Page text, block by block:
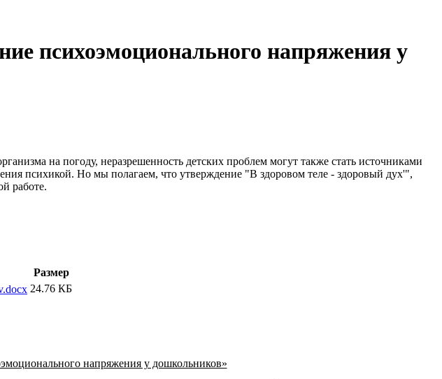
психоэмоционального напряжения у
на погоду, неразрешенность детских проблем могут также стать источниками
психикой. Но мы полагаем, что утверждение "В здоровом теле - здоровый дух'",
работе.
Размер
24.76 КБ
напряжения у дошкольников»